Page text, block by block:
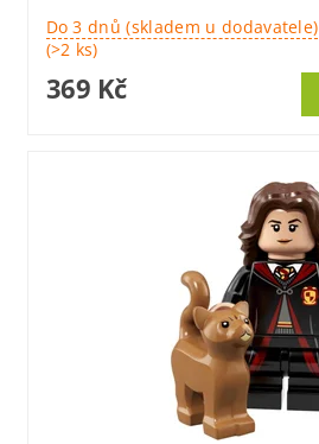
Do 3 dnů (skladem u dodavatele)
(>2 ks)
369 Kč